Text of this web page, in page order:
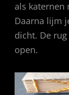
als katernen
Daarna lijm
dicht. De
open.